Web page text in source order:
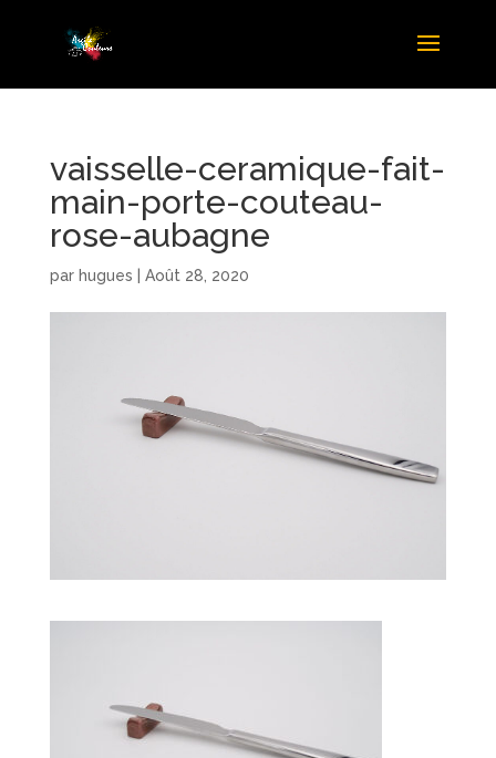
vaisselle-ceramique-fait-
main-porte-couteau-
rose-aubagne
par hugues Août 28, 2020